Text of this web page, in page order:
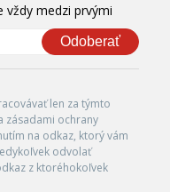
vždy medzi prvými
Odoberať
len za týmto
zásadami ochrany
na odkaz, ktorý vám
odvolať
z ktoréhokoľvek